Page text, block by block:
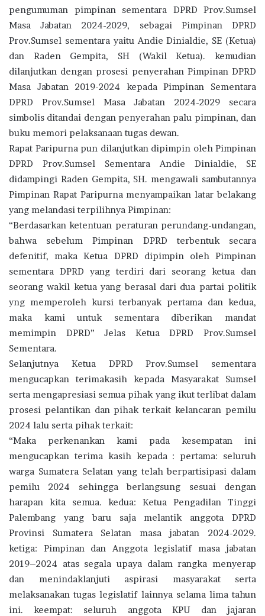
pengumuman pimpinan sementara DPRD Prov.Sumsel
Masa Jabatan 2024-2029, sebagai Pimpinan DPRD
Prov.Sumsel sementara yaitu Andie Dinialdie, SE (Ketua)
dan Raden Gempita, SH (Wakil Ketua). kemudian
dilanjutkan dengan prosesi penyerahan Pimpinan DPRD
Masa Jabatan 2019-2024 kepada Pimpinan Sementara
DPRD Prov.Sumsel Masa Jabatan 2024-2029 secara
simbolis ditandai dengan penyerahan palu pimpinan, dan
buku memori pelaksanaan tugas dewan.
Rapat Paripurna pun dilanjutkan dipimpin oleh Pimpinan
DPRD Prov.Sumsel Sementara Andie Dinialdie, SE
didampingi Raden Gempita, SH. mengawali sambutannya
Pimpinan Rapat Paripurna menyampaikan latar belakang
yang melandasi terpilihnya Pimpinan:
“Berdasarkan ketentuan peraturan perundang-undangan,
bahwa sebelum Pimpinan DPRD terbentuk secara
defenitif, maka Ketua DPRD dipimpin oleh Pimpinan
sementara DPRD yang terdiri dari seorang ketua dan
seorang wakil ketua yang berasal dari dua partai politik
yng memperoleh kursi terbanyak pertama dan kedua,
maka kami untuk sementara diberikan mandat
memimpin DPRD” Jelas Ketua DPRD Prov.Sumsel
Sementara.
Selanjutnya Ketua DPRD Prov.Sumsel sementara
mengucapkan terimakasih kepada Masyarakat Sumsel
serta mengapresiasi semua pihak yang ikut terlibat dalam
prosesi pelantikan dan pihak terkait kelancaran pemilu
2024 lalu serta pihak terkait:
“Maka perkenankan kami pada kesempatan ini
mengucapkan terima kasih kepada : pertama: seluruh
warga Sumatera Selatan yang telah berpartisipasi dalam
pemilu 2024 sehingga berlangsung sesuai dengan
harapan kita semua. kedua: Ketua Pengadilan Tinggi
Palembang yang baru saja melantik anggota DPRD
Provinsi Sumatera Selatan masa jabatan 2024-2029.
ketiga: Pimpinan dan Anggota legislatif masa jabatan
2019–2024 atas segala upaya dalam rangka menyerap
dan menindaklanjuti aspirasi masyarakat serta
melaksanakan tugas legislatif lainnya selama lima tahun
ini. keempat: seluruh anggota KPU dan jajaran